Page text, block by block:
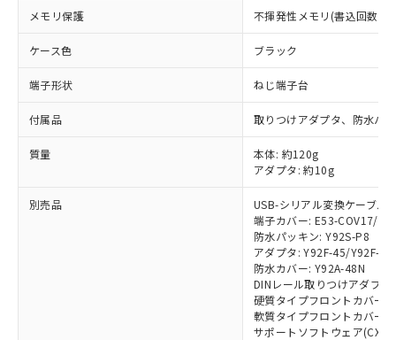
メモリ保護 不揮発性メモリ(書込回数:
ケース色 ブラック
端子形状 ねじ端子台
付属品 取りつけアダプタ、防水パ
質量
本体: 約120g
アダプタ: 約10g
別売品
USB-シリアル変換ケーブル:
端子カバー: E53-COV17/
防水パッキン: Y92S-P8
アダプタ: Y92F-45/Y92F-49
防水カバー: Y92A-48N
DINレール取りつけアダプタ
硬質タイプフロントカバー:
軟質タイプフロントカバー:
サポートソフトウェア(CX-
在庫状況および標準価格結果を当社の
事前の承諾なく第三者に漏洩または開
示しないようお願いします。
マイパーツ機能（部品リスト作成サー
ビス）をご利用いただくには、I-Web
メンバーズにご登録されている必要が
お客様が当ウェブサイト上で当社にご
登録された部品リストについて、当社
品・サービスに関するお客様との取
引・商談に必要な範囲で利用すること
※当社の共同利用者とは、"個人情報
の「1.共同利
用者の範囲」に記載されている法人を
月が前後することがあります。
※3 非含有証明書ダウンロード
下記の非含有証明書をダウンロードするこ
EU RoHS指令（10物質）の非含有証明書
51物質の非含有証明書（当社基準）
※本証明書は発行日時点で非含有を証明す
るもので、過去に遡って非含有を証明する
「ｅ」：有害物質（10物質）のすべてが基
準値以下であることを示します。
質が外部に漏えいし、環境に深刻な影響を
「－」：未確認です。当社販売部門へお問
当社は、貴社製品を第三者に販売する
該第三者に通知します。また当社は、
販売先および販売に係わる関係者が違
法に輸出するおそれがある場合は、取
キャンセル
機器販売店・当社販売員にご確
受注生産機種、また在庫状況の
情報を公開していない機種